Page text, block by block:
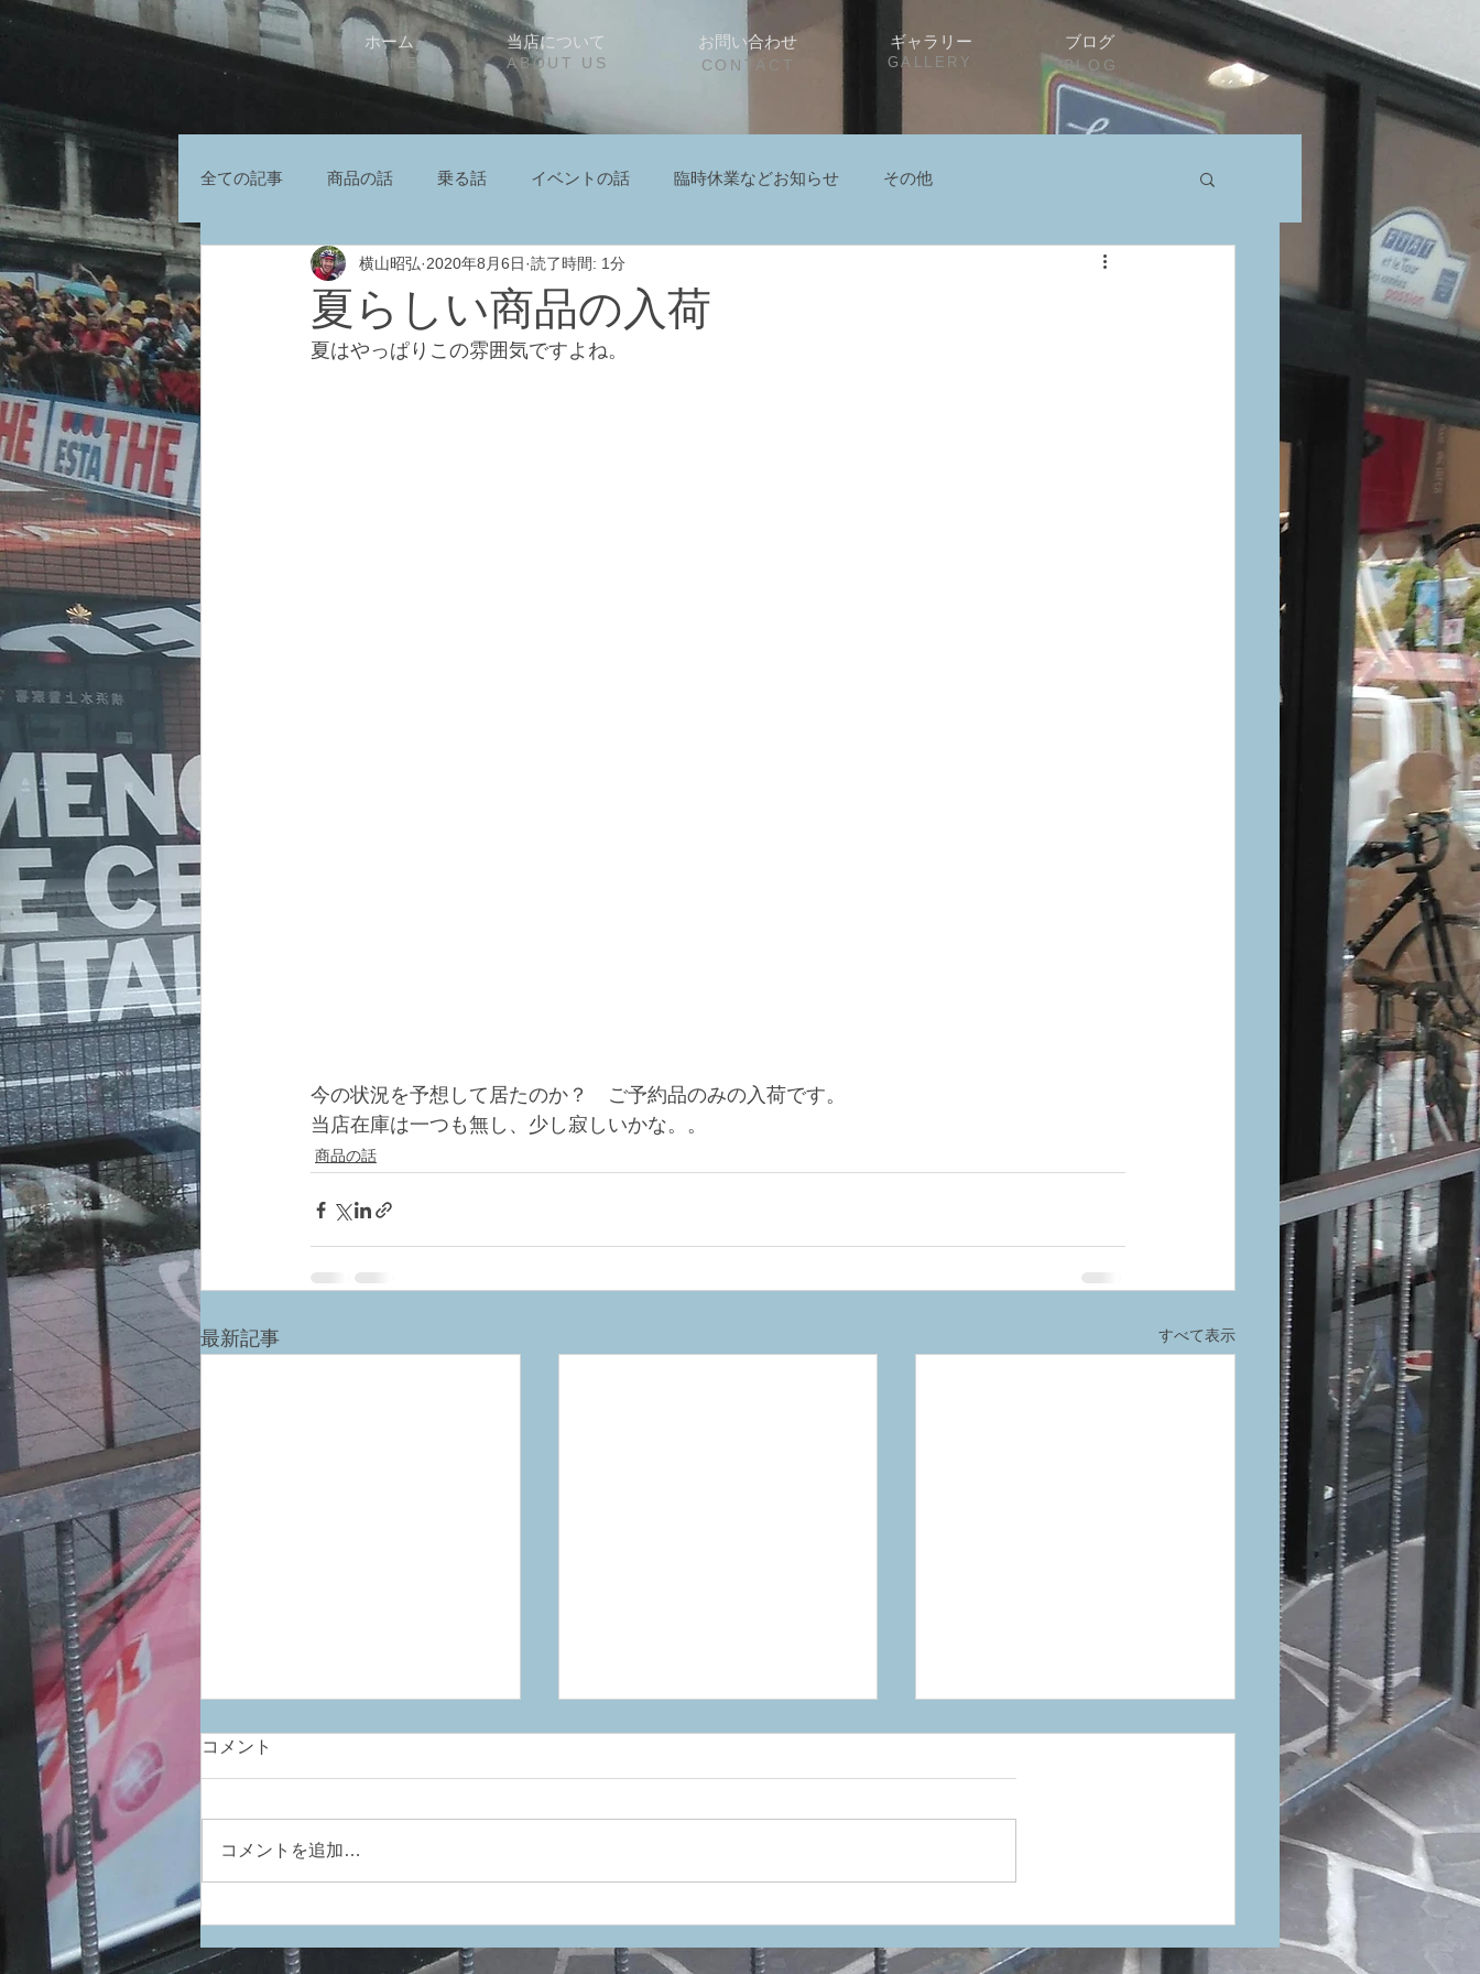
ホーム 当店について お問い合わせ ギャラリー ブログ
HOME ABOUT US GALLERY
CONTACT BLOG
全ての記事 商品の話 乗る話 イベントの話 臨時休業などお知らせ その他
夏らしい商品の入荷
横山昭弘 2020年8月6日 読了時間: 1分
夏はやっぱりこの雰囲気ですよね。
今の状況を予想して居たのか？　ご予約品のみの入荷です。
当店在庫は一つも無し、少し寂しいかな。。
商品の話
最新記事 すべて表示
つ、再び・・
KASK「PROTONE ICON」
PROJECT（ルディプロジェ
コメント
コメントを追加…